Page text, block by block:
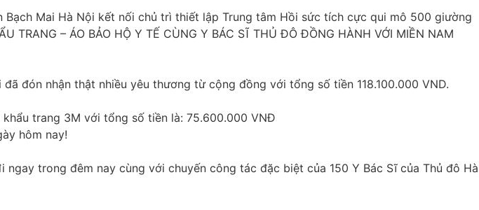
Mai Hà Nội kết nối chủ trì thiết lập Trung tâm Hồi sức tích cực qui mô 500 giường
– ÁO BẢO HỘ Y TẾ CÙNG Y BÁC SĨ THỦ ĐÔ ĐỒNG HÀNH VỚI MIỀN NAM
đón nhận thật nhiều yêu thương từ cộng đồng với tổng số tiền 118.100.000 VND.
trang 3M với tổng số tiền là: 75.600.000 VNĐ
hôm nay!
ngay trong đêm nay cùng với chuyến công tác đặc biệt của 150 Y Bác Sĩ của Thủ đô Hà